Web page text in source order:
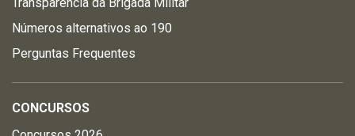
Números alternativos ao 190
Perguntas Frequentes
CONCURSOS